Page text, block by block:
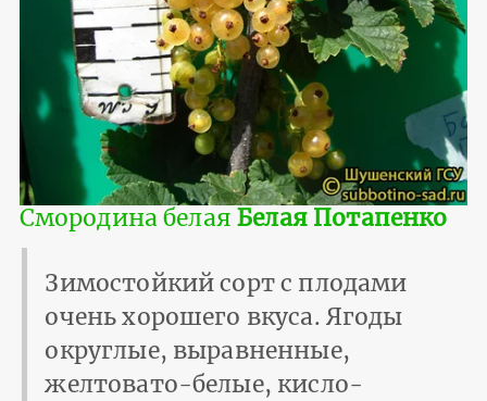
Смородина белаяБелая Потапенко
Зимостойкий сорт с плодами
очень хорошего вкуса. Ягоды
округлые, выравненные,
желтовато-белые, кисло-